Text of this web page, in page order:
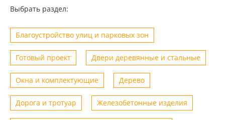
Выбрать раздел:
Благоустройство улиц и парковых зон
Готовый проект Двери деревянные и стальные
Окна и комплектующие Дерево
Дорога и тротуар Железобетонные изделия